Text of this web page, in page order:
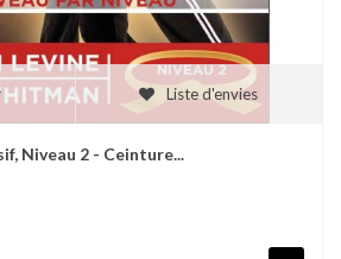
Liste d'envies
Niveau 2 - Ceinture...